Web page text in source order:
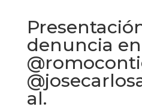
denuncia
al.